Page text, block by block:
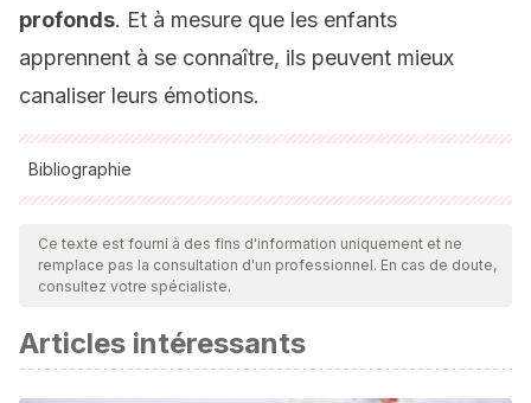
profonds. Et à mesure que les enfants
apprennent à se connaître, ils peuvent mieux
canaliser leurs émotions.
Bibliographie
Toutes les sources citées ont été examinées en profondeur
par notre équipe pour garantir leur qualité, leur fiabilité, leur
actualité et leur validité. La bibliographie de cet article a été
ou scientifique
California Childcare Health Program.(2006). Desarrollo
Ce texte est fourni à des fins d'information uniquement et ne
remplace pas la consultation d'un professionnel. En cas de doute,
consultez votre spécialiste.
Articles intéressants